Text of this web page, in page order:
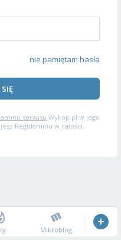
nie pamiętam hasła
serwisu Wykop.pl w jego
Regulaminu w całości,
Mikroblog